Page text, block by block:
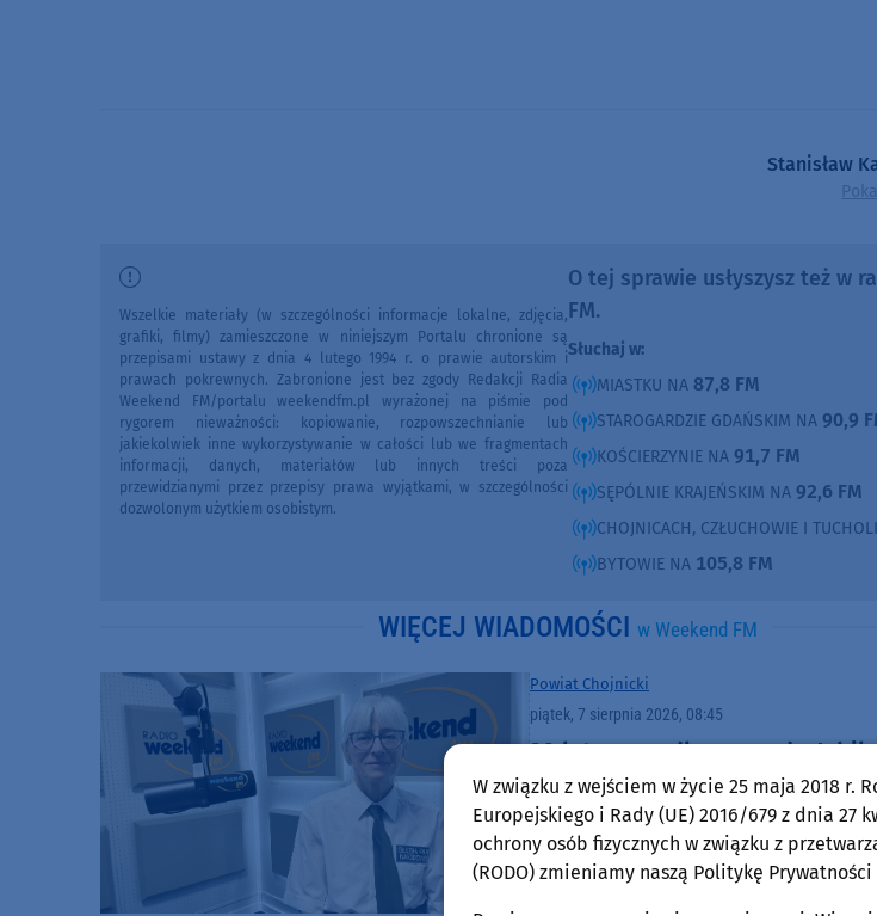
Stanisław
O tej sprawie usłyszysz też w
FM.
Słuchaj w:
MIASTKU NA 87,8 FM
STAROGARDZIE GDAŃSKIM NA 90,9
KOŚCIERZYNIE NA 91,7 FM
SĘPÓLNIE KRAJEŃSKIM NA 92,6 FM
CHOJNICACH, CZŁUCHOWIE I
BYTOWIE NA 105,8 FM
Wszelkie materiały (w szczególności informacje lokalne, zdjęcia,
grafiki, filmy) zamieszczone w niniejszym Portalu chronione są
przepisami ustawy z dnia 4 lutego 1994 r. o prawie autorskim i
prawach pokrewnych. Zabronione jest bez zgody Redakcji Radia
Weekend FM/portalu weekendfm.pl wyrażonej na piśmie pod
rygorem nieważności: kopiowanie, rozpowszechnianie lub
jakiekolwiek inne wykorzystywanie w całości lub we fragmentach
informacji, danych, materiałów lub innych treści poza
przewidzianymi przez przepisy prawa wyjątkami, w szczególności
dozwolonym użytkiem osobistym.
WIĘCEJ WIADOMOŚCI w Weekend FM
Powiat Chojnicki
piątek, 7 sierpnia 2026, 08:45
30 lat razem dla przyrody.
Parku Narodowego "Bory
Odcinek 12: "Edukacja
W związku z wejściem w życie 25 maja 2018 r.
Europejskiego i Rady (UE) 2016/679 z dnia 27
ochrony osób fizycznych w związku z
(RODO) zmieniamy naszą Politykę